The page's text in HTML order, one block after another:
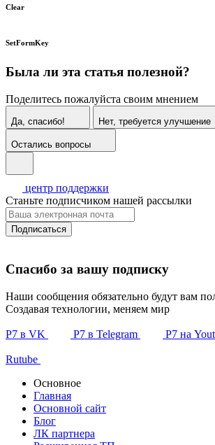
Clear
SetFormKey
Была ли эта статья полезной?
Поделитесь пожалуйста своим мнением
Да, спасибо! Нет, требуется улучшение
Остались вопросы
центр поддержки
Станьте подписчиком нашей рассылки
Подписаться
Спасибо за вашу подписку
Наши сообщения обязательно будут вам
Создавая технологии, меняем мир
Р7 в VK Р7 в Telegram Р7 на
Rutube
Основное
Главная
Основной сайт
Блог
ЛК партнера